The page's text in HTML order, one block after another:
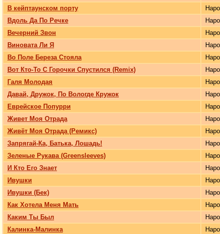
В кейптаунском порту
Вдоль Да По Речке
Вечерний Звон
Виновата Ли Я
Во Поле Береза Стояла
Вот Кто-То С Горочки Спустился (Remix)
Галя Молодая
Давай, Дружок, По Вологде Кружок
Еврейское Попурри
Живет Моя Отрада
Живёт Моя Отрада (Ремикс)
Запрягай-Ка, Батька, Лошадь!
Зеленые Рукава (Greensleeves)
И Кто Его Знает
Ивушки
Ивушки (Бек)
Как Хотела Меня Мать
Каким Ты Был
Калинка-Малинка